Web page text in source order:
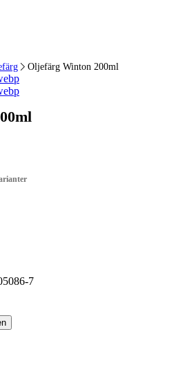
Oljefärg Winton 200ml
7